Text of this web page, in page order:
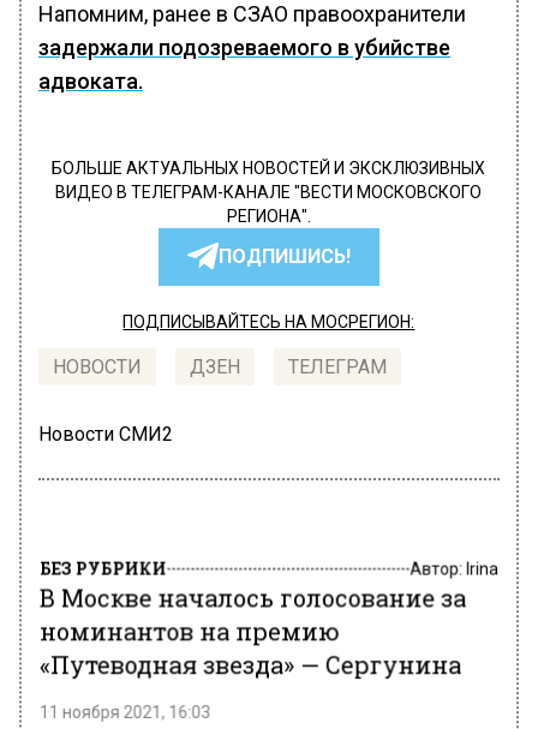
Напомним, ранее в СЗАО правоохранители
задержали подозреваемого в убийстве
адвоката.
БОЛЬШЕ АКТУАЛЬНЫХ НОВОСТЕЙ И ЭКСКЛЮЗИВНЫХ
ВИДЕО В ТЕЛЕГРАМ-КАНАЛЕ "ВЕСТИ МОСКОВСКОГО
РЕГИОНА".
ПОДПИШИСЬ!
ПОДПИСЫВАЙТЕСЬ НА МОСРЕГИОН:
НОВОСТИ ДЗЕН ТЕЛЕГРАМ
Новости СМИ2
БЕЗ РУБРИКИ Автор:Irina
В Москве началось голосование за
номинантов на премию
«Путеводная звезда» — Сергунина
11 ноября 2021, 16:03